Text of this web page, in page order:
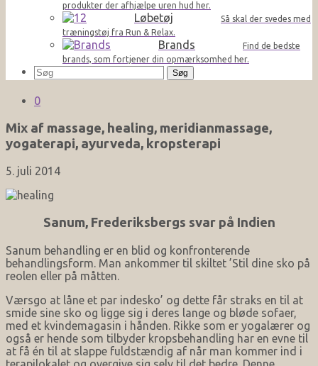
produkter der afhjælpe uren hud her.
Løbetøj
Så skal der svedes med
træningstøj fra Run & Relax.
Brands
Find de bedste
brands, som fortjener din opmærksomhed her.
Søg
efter:
0
Mix af massage, healing, meridianmassage,
yogaterapi, ayurveda, kropsterapi
5. juli 2014
Sanum, Frederiksbergs svar på Indien
Sanum behandling er en blid og konfronterende
behandlingsform. Man ankommer til skiltet ’Stil dine sko på
reolen eller på måtten.
Værsgo at låne et par indesko’ og dette får straks en til at
smide sine sko og ligge sig i deres lange og bløde sofaer,
med et kvindemagasin i hånden. Rikke som er yogalærer og
også er hende som tilbyder kropsbehandling har en evne til
at få én til at slappe fuldstændig af når man kommer ind i